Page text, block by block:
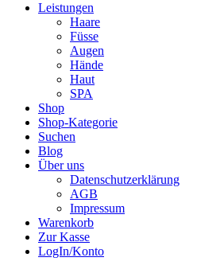
Leistungen
Haare
Füsse
Augen
Hände
Haut
SPA
Shop
Shop-Kategorie
Suchen
Blog
Über uns
Datenschutzerklärung
AGB
Impressum
Warenkorb
Zur Kasse
LogIn/Konto